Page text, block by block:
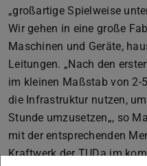
„großartige Spielweise
Wir gehen in eine große
Maschinen und Geräte,
Leitungen. „Nach den
im kleinen Maßstab von
die Infrastruktur nutzen,
Stunde umzusetzen„, so
mit der entsprechenden
Kraftwerk der TUDa im